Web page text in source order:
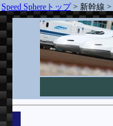
Speed Sphereトップ> 新幹線 >